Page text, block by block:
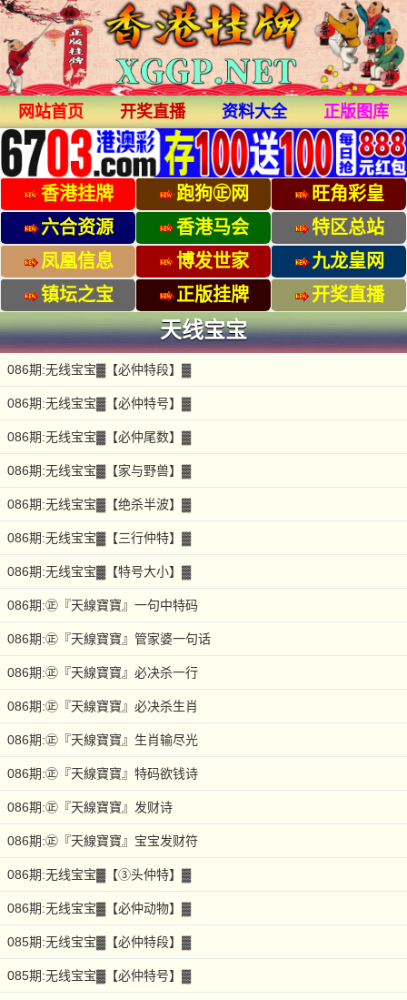
网站首页 开奖直播 资料大全 正版图库
香港挂牌 跑狗㊣网
旺角彩皇
六合资源
香港马会
特区总站
凤凰信息
博发世家
九龙皇网
镇坛之宝
正版挂牌 开奖直播
天线宝宝
086期:无线宝宝▓【必仲特段】▓
086期:无线宝宝▓【必仲特号】▓
086期:无线宝宝▓【必仲尾数】▓
086期:无线宝宝▓【家与野兽】▓
086期:无线宝宝▓【绝杀半波】▓
086期:无线宝宝▓【三行仲特】▓
086期:无线宝宝▓【特号大小】▓
086期:㊣『天線寶寶』一句中特码
086期:㊣『天線寶寶』管家婆一句话
086期:㊣『天線寶寶』必决杀一行
086期:㊣『天線寶寶』必决杀生肖
086期:㊣『天線寶寶』生肖输尽光
086期:㊣『天線寶寶』特码欲钱诗
086期:㊣『天線寶寶』发财诗
086期:㊣『天線寶寶』宝宝发财符
086期:无线宝宝▓【③头仲特】▓
086期:无线宝宝▓【必仲动物】▓
085期:无线宝宝▓【必仲特段】▓
085期:无线宝宝▓【必仲特号】▓